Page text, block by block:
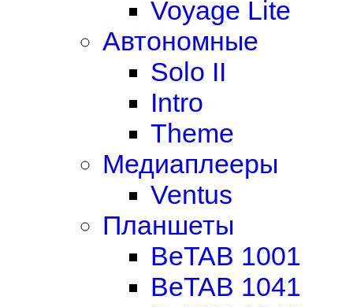
Voyage Lite
Автономные
Solo II
Intro
Theme
Медиаплееры
Ventus
Планшеты
BeTAB 1001
BeTAB 1041